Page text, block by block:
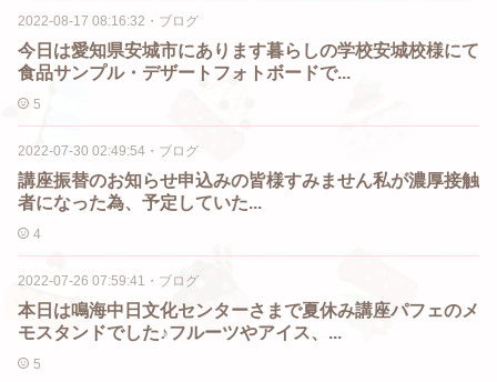
2022-08-17 08:16:32 ・ ブログ
今日は愛知県安城市にあります暮らしの学校安城校様にて
食品サンプル・デザートフォトボードで...
5
2022-07-30 02:49:54 ・ ブログ
講座振替のお知らせ申込みの皆様すみません私が濃厚接触
者になった為、予定していた...
4
2022-07-26 07:59:41 ・ ブログ
本日は鳴海中日文化センターさまで夏休み講座パフェのメ
モスタンドでした♪フルーツやアイス、...
5